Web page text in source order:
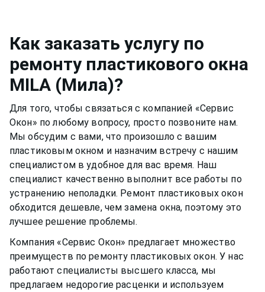
резиновый уплотнитель. Вещества, которые
разбавлены в растворе, могут испортить
качество материала рамы или резину.
скапливалась пыль.Если уделять хотя бы немного
времени пластиковому окну, оно может
прослужить вам долгими тихими и теплыми
годами.
Как заказать услугу по
ремонту пластикового окна
MILA (Мила)?
Для того, чтобы связаться с компанией «Сервис
Окон» по любому вопросу, просто позвоните нам.
Мы обсудим с вами, что произошло с вашим
пластиковым окном и назначим встречу с нашим
специалистом в удобное для вас время. Наш
специалист качественно выполнит все работы по
устранению неполадки. Ремонт пластиковых окон
обходится дешевле, чем замена окна, поэтому это
лучшее решение проблемы.
Компания «Сервис Окон» предлагает множество
преимуществ по ремонту пластиковых окон. У нас
работают специалисты высшего класса, мы
предлагаем недорогие расценки и используем